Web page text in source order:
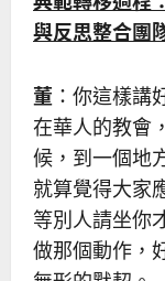
與反思整合團
董 ：你這樣講
在華人的教會
候，到一個地
就算覺得大家
等別人請坐你
做那個動作，